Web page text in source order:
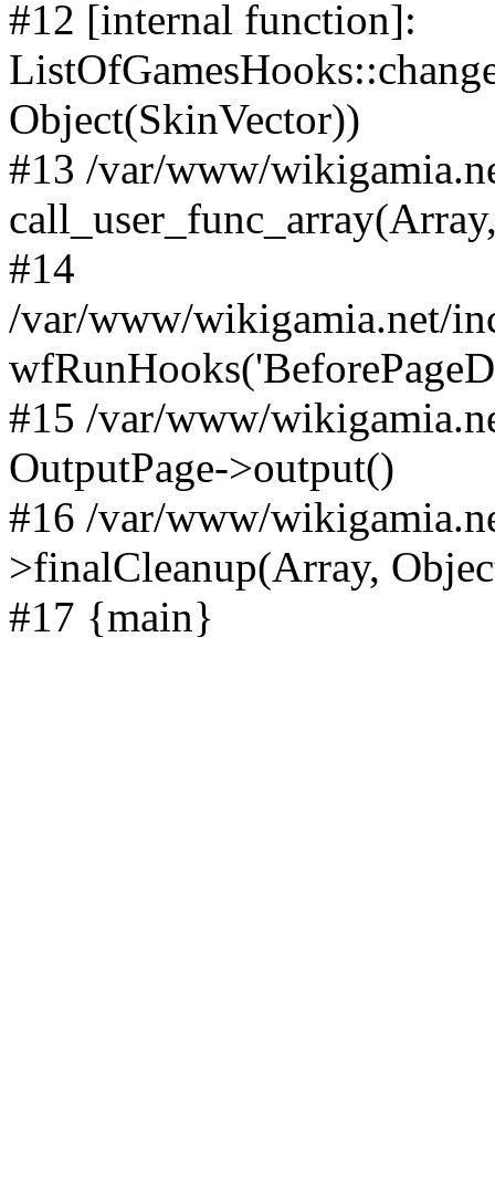
#12 [internal function]:
Object(SkinVector))
#13 /var/www/
#14
/var/www/wikigamia.net/
#15 /var/www/
OutputPage->output()
#16 /var/www/
>finalCleanup(Array,
#17 {main}